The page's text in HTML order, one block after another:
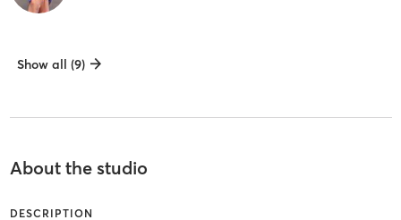
Show all (9)
About the studio
DESCRIPTION